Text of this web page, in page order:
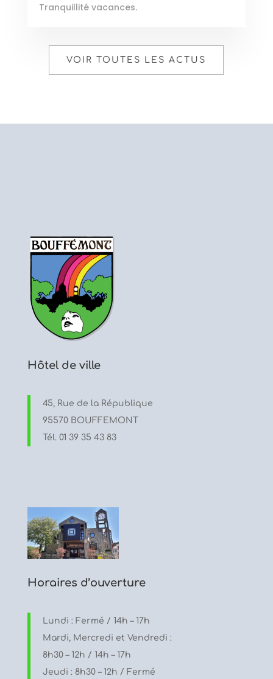
Tranquillité vacances.
VOIR TOUTES LES ACTUS
Hôtel de ville
45, Rue de la République
95570 BOUFFEMONT
Tél. 01 39 35 43 83
Horaires d’ouverture
Lundi : Fermé / 14h – 17h
Mardi, Mercredi et Vendredi :
8h30 – 12h / 14h – 17h
Jeudi : 8h30 – 12h / Fermé